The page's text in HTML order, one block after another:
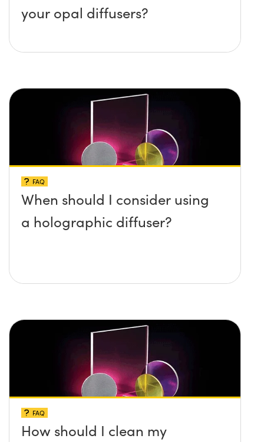
your opal diffusers?
FAQ
When should I consider using
a holographic diffuser?
FAQ
How should I clean my